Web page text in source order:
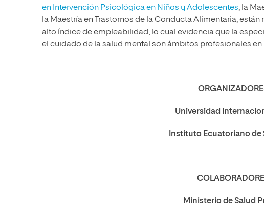
en Intervención Psicológica en Niños y Adolescentes, la
la Maestría en Trastornos de la Conducta Alimentaria,
alto índice de empleabilidad, lo cual evidencia que la
el cuidado de la salud mental son ámbitos profesionales
Universidad
Instituto Ecuatoriano de
Ministerio de Salud